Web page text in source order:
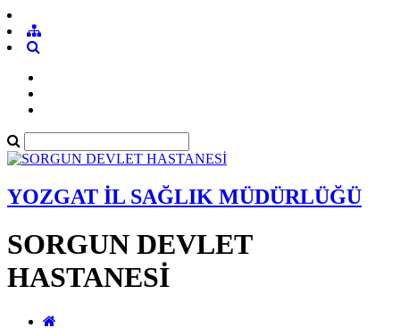
YOZGAT İL SAĞLIK MÜDÜRLÜĞÜ
SORGUN DEVLET
HASTANESİ